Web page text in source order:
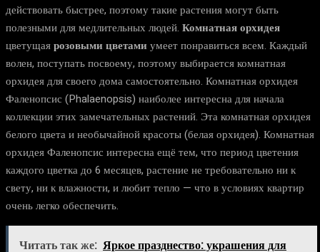
действовать быстрее, поэтому такие растения могут быть
полезными для медлительных людей. Комнатная орхидея
цветущаярозовыми цветами умеет понравиться всем. Каждый
волен, поступать посвоему, поэтому выбирается комнатная
орхидея для своего дома самостоятельно. Комнатная орхидея
Фаленопсис (Phalaenopsis) наиболее интересна для начала
коллекции этих замечательных растений. Эта комнатная орхидея
белого цвета и необычайной красоты (белая орхидея). Комнатная
орхидея Фаленопсис интересна ещё тем, что период цветения
каждого цветка до 6 месяцев, растение не требовательно ни к
свету, ни к влажности, и любит тепло — что в условиях квартир
очень легко обеспечить.
Читать так же: Яркое празднество: украшения для